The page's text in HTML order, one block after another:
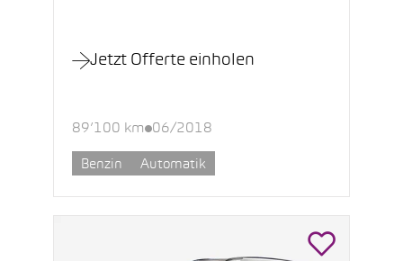
Jetzt Offerte einholen
89’100 km 06/2018
Benzin Automatik